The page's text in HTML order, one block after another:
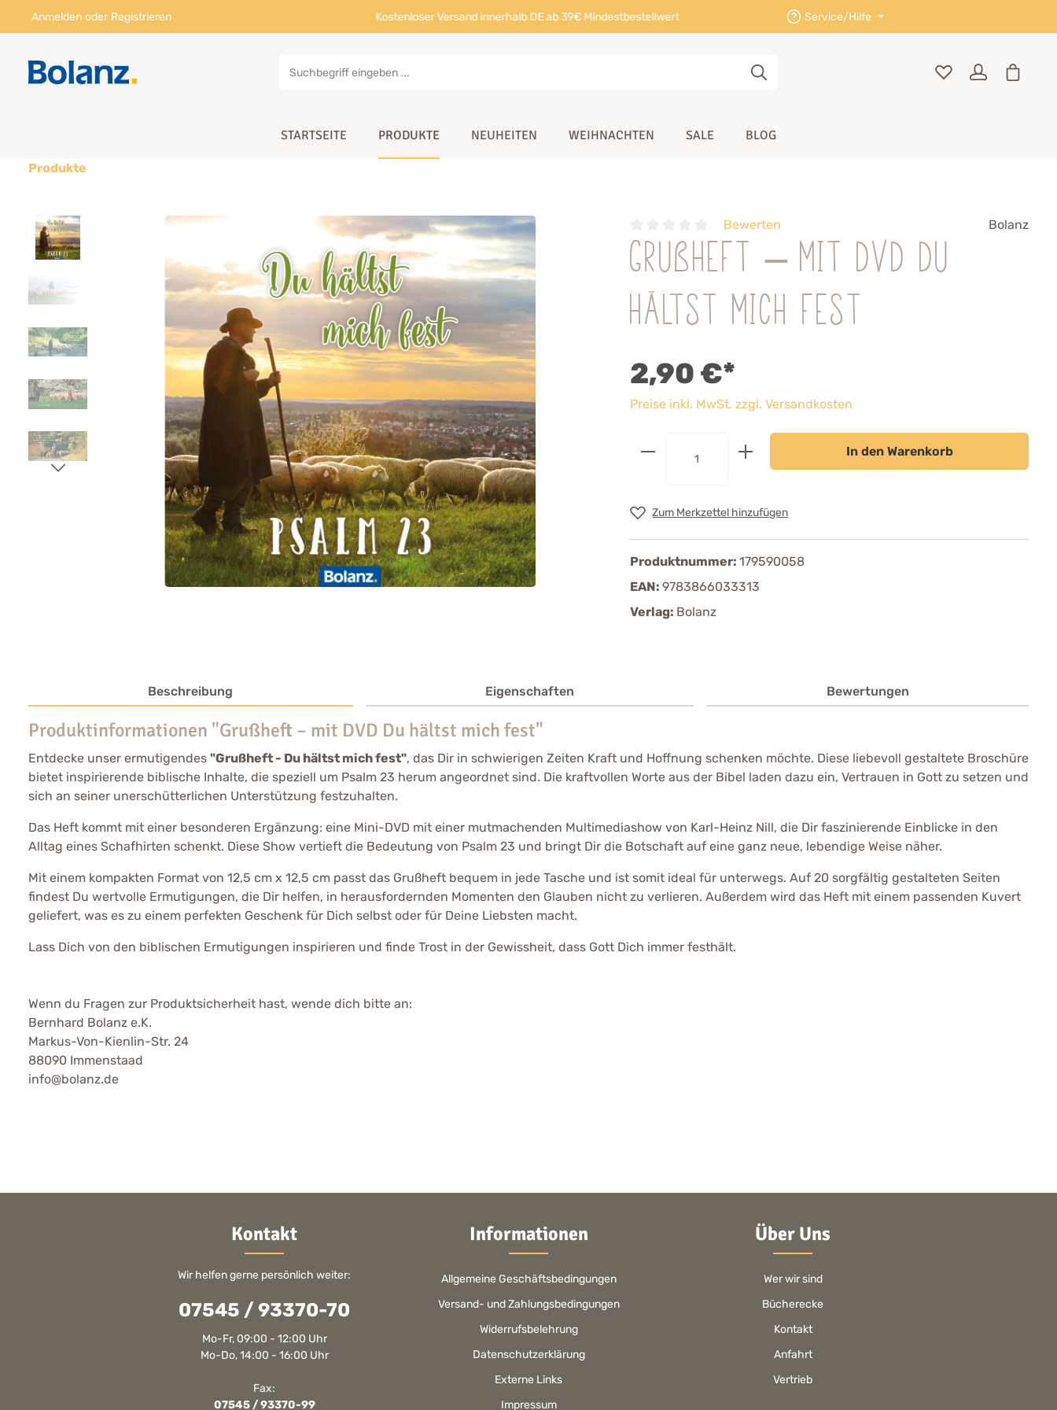
Anmelden oder Registrieren Kostenloser Versand innerhalb DE ab 39€ Mindestbestellwert Service/Hilfe
STARTSEITE PRODUKTE NEUHEITEN WEIHNACHTEN SALE BLOG
Produkte
Bewerten Bolanz
Grußheft – mit DVD Du
hältst mich fest
2,90 €*
Preise inkl. MwSt. zzgl. Versandkosten
In den Warenkorb
Zum Merkzettel hinzufügen
Produktnummer:179590058
EAN:9783866033313
Verlag: Bolanz
Beschreibung Eigenschaften Bewertungen
Produktinformationen "Grußheft – mit DVD Du hältst mich fest"
Entdecke unser ermutigendes "Grußheft - Du hältst mich fest", das Dir in schwierigen Zeiten Kraft und Hoffnung schenken möchte. Diese liebevoll gestaltete Broschüre
bietet inspirierende biblische Inhalte, die speziell um Psalm 23 herum angeordnet sind. Die kraftvollen Worte aus der Bibel laden dazu ein, Vertrauen in Gott zu setzen und
sich an seiner unerschütterlichen Unterstützung festzuhalten.
Das Heft kommt mit einer besonderen Ergänzung: eine Mini-DVD mit einer mutmachenden Multimediashow von Karl-Heinz Nill, die Dir faszinierende Einblicke in den
Alltag eines Schafhirten schenkt. Diese Show vertieft die Bedeutung von Psalm 23 und bringt Dir die Botschaft auf eine ganz neue, lebendige Weise näher.
Mit einem kompakten Format von 12,5 cm x 12,5 cm passt das Grußheft bequem in jede Tasche und ist somit ideal für unterwegs. Auf 20 sorgfältig gestalteten Seiten
findest Du wertvolle Ermutigungen, die Dir helfen, in herausfordernden Momenten den Glauben nicht zu verlieren. Außerdem wird das Heft mit einem passenden Kuvert
geliefert, was es zu einem perfekten Geschenk für Dich selbst oder für Deine Liebsten macht.
Lass Dich von den biblischen Ermutigungen inspirieren und finde Trost in der Gewissheit, dass Gott Dich immer festhält.
Wenn du Fragen zur Produktsicherheit hast, wende dich bitte an:
Bernhard Bolanz e.K.
Markus-Von-Kienlin-Str. 24
88090 Immenstaad
info@bolanz.de
Kontakt
Wir helfen gerne persönlich weiter:
07545 / 93370-70
Mo-Fr, 09:00 - 12:00 Uhr
Mo-Do, 14:00 - 16:00 Uhr
Fax:
07545 / 93370-99
Informationen
Allgemeine Geschäftsbedingungen
Versand- und Zahlungsbedingungen
Widerrufsbelehrung
Datenschutzerklärung
Externe Links
Impressum
Über Uns
Wer wir sind
Bücherecke
Kontakt
Anfahrt
Vertrieb